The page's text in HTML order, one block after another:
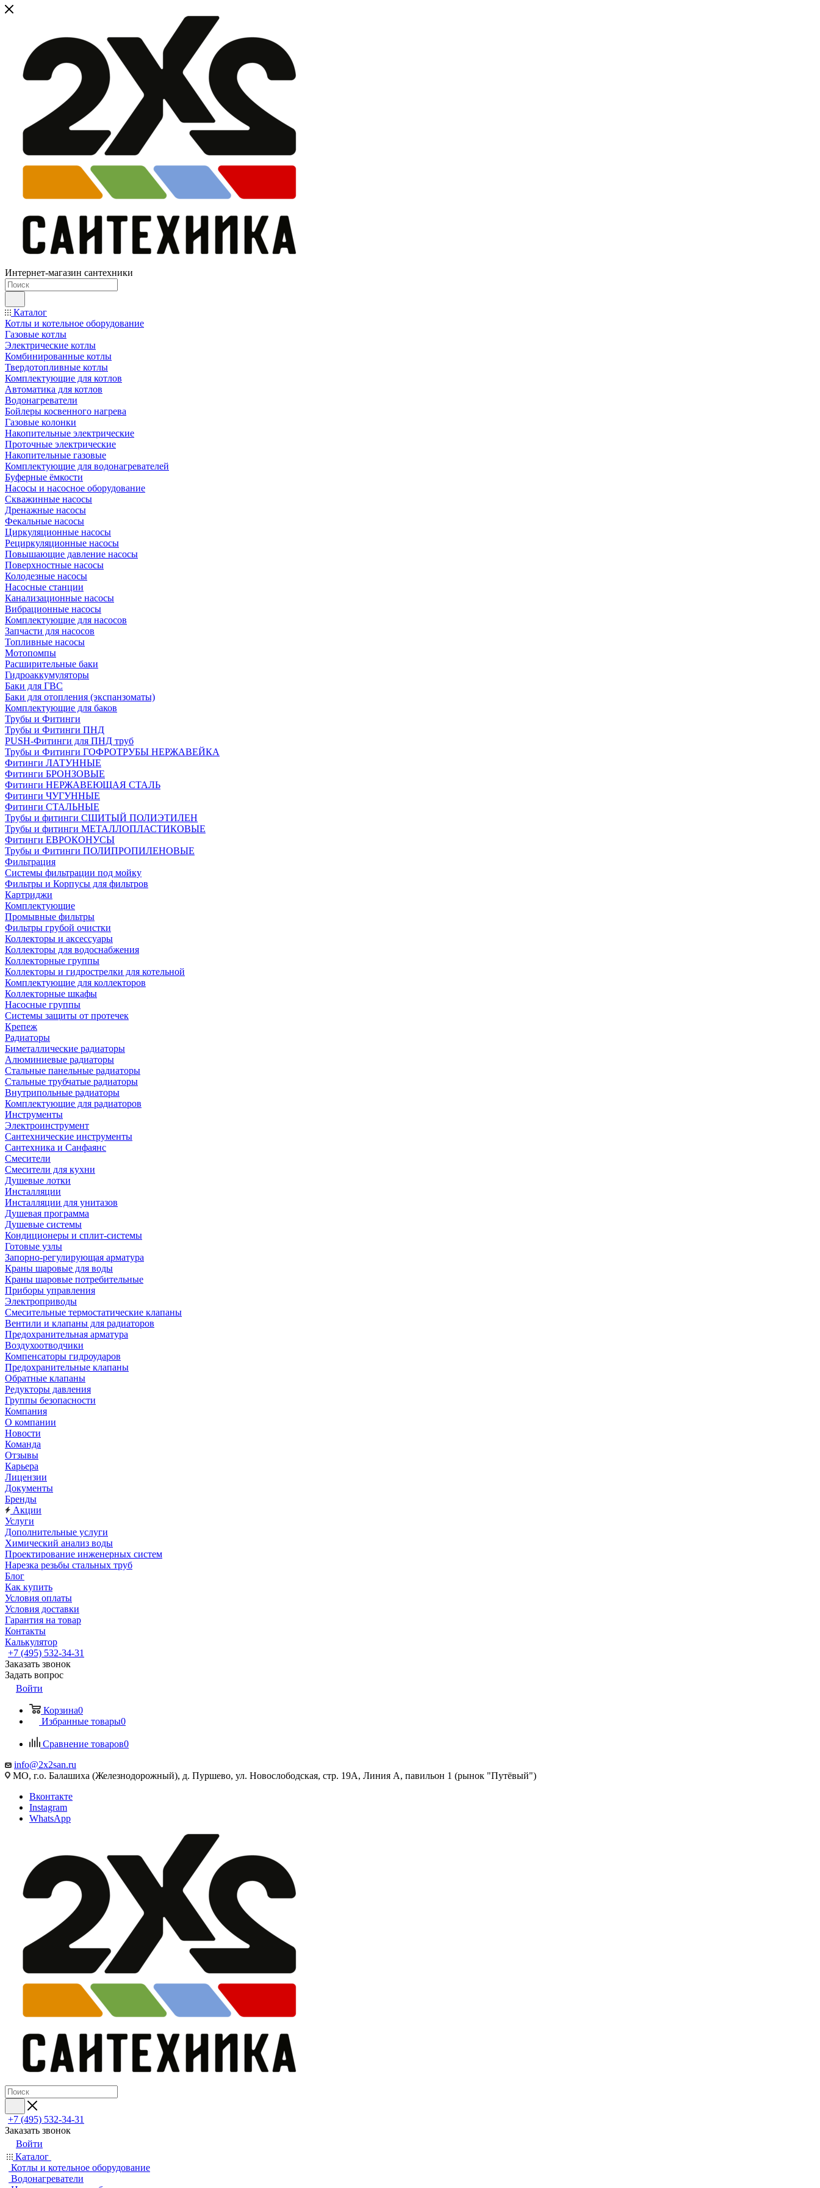
Интернет-магазин сантехники
Каталог
Котлы и котельное оборудование
Газовые котлы
Электрические котлы
Комбинированные котлы
Твердотопливные котлы
Комплектующие для котлов
Автоматика для котлов
Водонагреватели
Бойлеры косвенного нагрева
Газовые колонки
Накопительные электрические
Проточные электрические
Накопительные газовые
Комплектующие для водонагревателей
Буферные ёмкости
Насосы и насосное оборудование
Скважинные насосы
Дренажные насосы
Фекальные насосы
Циркуляционные насосы
Рециркуляционные насосы
Повышающие давление насосы
Поверхностные насосы
Колодезные насосы
Насосные станции
Канализационные насосы
Вибрационные насосы
Комплектующие для насосов
Запчасти для насосов
Топливные насосы
Мотопомпы
Расширительные баки
Гидроаккумуляторы
Баки для ГВС
Баки для отопления (экспанзоматы)
Комплектующие для баков
Трубы и Фитинги
Трубы и Фитинги ПНД
PUSH-Фитинги для ПНД труб
Трубы и Фитинги ГОФРОТРУБЫ НЕРЖАВЕЙКА
Фитинги ЛАТУННЫЕ
Фитинги БРОНЗОВЫЕ
Фитинги НЕРЖАВЕЮЩАЯ СТАЛЬ
Фитинги ЧУГУННЫЕ
Фитинги СТАЛЬНЫЕ
Трубы и фитинги СШИТЫЙ ПОЛИЭТИЛЕН
Трубы и фитинги МЕТАЛЛОПЛАСТИКОВЫЕ
Фитинги ЕВРОКОНУСЫ
Трубы и Фитинги ПОЛИПРОПИЛЕНОВЫЕ
Фильтрация
Системы фильтрации под мойку
Фильтры и Корпусы для фильтров
Картриджи
Комплектующие
Промывные фильтры
Фильтры грубой очистки
Коллекторы и аксессуары
Коллекторы для водоснабжения
Коллекторные группы
Коллекторы и гидрострелки для котельной
Комплектующие для коллекторов
Коллекторные шкафы
Насосные группы
Системы защиты от протечек
Крепеж
Радиаторы
Биметаллические радиаторы
Алюминиевые радиаторы
Стальные панельные радиаторы
Стальные трубчатые радиаторы
Внутрипольные радиаторы
Комплектующие для радиаторов
Инструменты
Электроинструмент
Сантехнические инструменты
Сантехника и Санфаянс
Смесители
Смесители для кухни
Душевые лотки
Инсталляции
Инсталляции для унитазов
Душевая программа
Душевые системы
Кондиционеры и сплит-системы
Готовые узлы
Запорно-регулирующая арматура
Краны шаровые для воды
Краны шаровые потребительные
Приборы управления
Электроприводы
Смесительные термостатические клапаны
Вентили и клапаны для радиаторов
Предохранительная арматура
Воздухоотводчики
Компенсаторы гидроударов
Предохранительные клапаны
Обратные клапаны
Редукторы давления
Группы безопасности
Компания
О компании
Новости
Команда
Отзывы
Карьера
Лицензии
Документы
Бренды
Акции
Услуги
Дополнительные услуги
Химический анализ воды
Проектирование инженерных систем
Нарезка резьбы стальных труб
Блог
Как купить
Условия оплаты
Условия доставки
Гарантия на товар
Контакты
Калькулятор
+7 (495) 532‑34‑31
Заказать звонок
Задать вопрос
Войти
Корзина0
Избранные товары0
Сравнение товаров0
info@2x2san.ru
МО, г.о. Балашиха (Железнодорожный), д. Пуршево, ул. Новослободская, стр. 19А, Линия А, павильон 1 (рынок "Путёвый")
Вконтакте
Instagram
WhatsApp
+7 (495) 532‑34‑31
Заказать звонок
Войти
Каталог
Котлы и котельное оборудование
Водонагреватели